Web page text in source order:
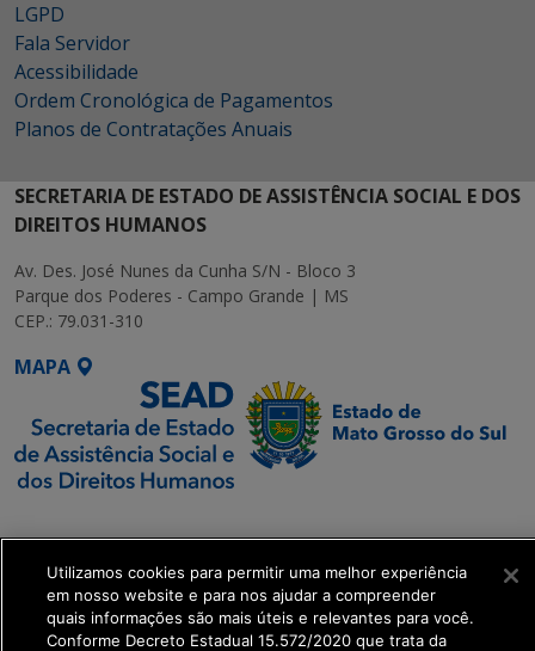
LGPD
Fala Servidor
Acessibilidade
Ordem Cronológica de Pagamentos
Planos de Contratações Anuais
SECRETARIA DE ESTADO DE ASSISTÊNCIA SOCIAL E DOS
DIREITOS HUMANOS
Av. Des. José Nunes da Cunha S/N - Bloco 3
Parque dos Poderes - Campo Grande | MS
CEP.: 79.031-310
MAPA
Executiva de
Transformação Digital
get_footer();
Utilizamos cookies para permitir uma melhor experiência
em nosso website e para nos ajudar a compreender
quais informações são mais úteis e relevantes para você.
Conforme Decreto Estadual 15.572/2020 que trata da